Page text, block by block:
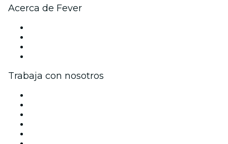
Acerca de Fever
Trabaja con nosotros